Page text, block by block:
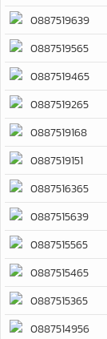
0887519639
0887519565
0887519465
0887519265
0887519168
0887519151
0887516365
0887515639
0887515565
0887515465
0887515365
0887514956